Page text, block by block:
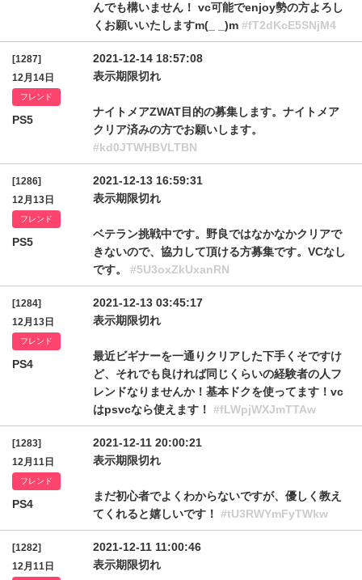
んでも構いません！ vc可能でenjoy勢の方よろし
くお願いいたしますm(_ _)m #fT2dKcE5SNjM4
[1287]
12月14日
フレンド
PS5
2021-12-14 18:57:08
表示期限切れ
ナイトメアZWAT目的の募集します。ナイトメア
クリア済みの方でお願いします。
#kd0JTWHBVLTBN
[1286]
12月13日
フレンド
PS5
2021-12-13 16:59:31
表示期限切れ
ベテラン挑戦中です。野良ではなかなかクリアで
きないので、協力して頂ける方募集です。VCなし
です。 #5U3oxZkUxanRN
[1284]
12月13日
フレンド
PS4
2021-12-13 03:45:17
表示期限切れ
最近ビギナーを一通りクリアした下手くそですけ
ど、それでも良ければ同じくらいの経験者の人フ
レンドなりませんか！基本ドクを使ってます！vc
はpsvcなら使えます！ #fLWpjWXJmTTAw
[1283]
12月11日
フレンド
PS4
2021-12-11 20:00:21
表示期限切れ
まだ初心者でよくわからないですが、優しく教え
てくれると嬉しいです！ #tU3RWYmFyTWkw
[1282]
12月11日
2021-12-11 11:00:46
表示期限切れ